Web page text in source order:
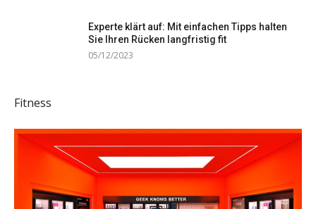
Experte klärt auf: Mit einfachen Tipps halten
Sie Ihren Rücken langfristig fit
05/12/2023
Fitness